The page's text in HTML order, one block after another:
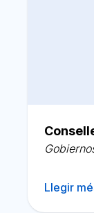
Llegir